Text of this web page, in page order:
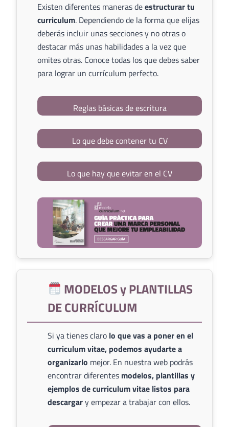
Existen diferentes maneras deestructurar tu
curriculum. Dependiendo de la forma que elijas
deberás incluir unas secciones y no otras o
destacar más unas habilidades a la vez que
omites otras. Conoce todas los que debes saber
para lograr un currículum perfecto.
Reglas básicas de escritura
Lo que debe contener tu CV
Lo que hay que evitar en el CV
MODELOS y PLANTILLAS
DE CURRÍCULUM
Si ya tienes claro lo que vas a poner en el
curriculum vitae, podemos ayudarte a
organizarlo mejor. En nuestra web podrás
encontrar diferentes modelos, plantillas y
ejemplos de curriculum vitae listos para
descargary empezar a trabajar con ellos.